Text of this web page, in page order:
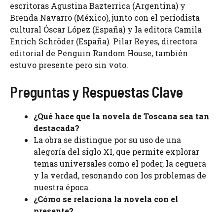
escritoras Agustina Bazterrica (Argentina) y
Brenda Navarro (México), junto con el periodista
cultural Óscar López (España) y la editora Camila
Enrich Schröder (España). Pilar Reyes, directora
editorial de Penguin Random House, también
estuvo presente pero sin voto.
Preguntas y Respuestas Clave
¿Qué hace que la novela de Toscana sea tan
destacada?
La obra se distingue por su uso de una
alegoría del siglo XI, que permite explorar
temas universales como el poder, la ceguera
y la verdad, resonando con los problemas de
nuestra época.
¿Cómo se relaciona la novela con el